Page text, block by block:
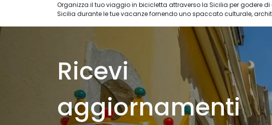
Organizza il tuo viaggio in bicicletta attraverso la Sicilia per godere
Sicilia durante le tue vacanze fornendo uno spaccato culturale,
Ricevi
aggiornamenti